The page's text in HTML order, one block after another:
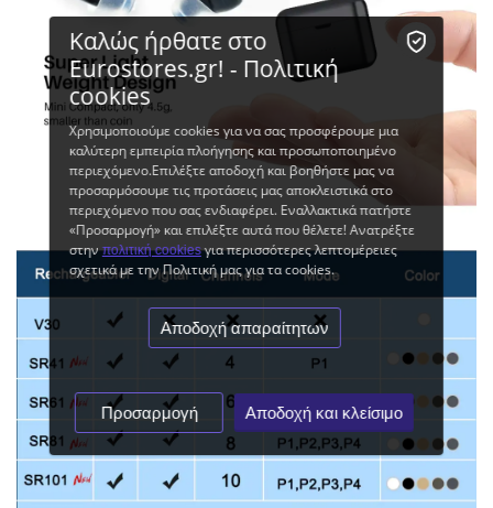
Καλώς ήρθατε στο
Eurostores.gr! - Πολιτική
cookies
Χρησιμοποιούμε cookies για να σας προσφέρουμε μια
καλύτερη εμπειρία πλοήγησης και προσωποποιημένο
περιεχόμενο.Επιλέξτε αποδοχή και βοηθήστε μας να
προσαρμόσουμε τις προτάσεις μας αποκλειστικά στο
περιεχόμενο που σας ενδιαφέρει. Εναλλακτικά πατήστε
«Προσαρμογή» και επιλέξτε αυτά που θέλετε! Ανατρέξτε
στηνπολιτική cookiesγια περισσότερες λεπτομέρειες
σχετικά με την Πολιτική μας για τα cookies.
Αποδοχή απαραίτητων
Προσαρμογή Αποδοχή και κλείσιμο